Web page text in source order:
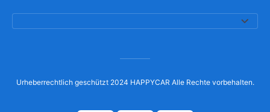
Urheberrechtlich geschützt 2024 HAPPYCAR Alle Rechte vorbehalten.